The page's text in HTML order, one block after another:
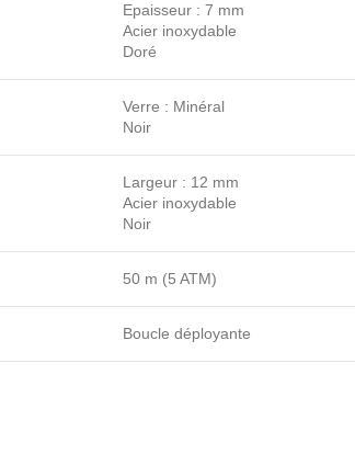
Epaisseur : 7 mm
Acier inoxydable
Doré
Verre : Minéral
Noir
Largeur : 12 mm
Acier inoxydable
Noir
50 m (5 ATM)
Boucle déployante